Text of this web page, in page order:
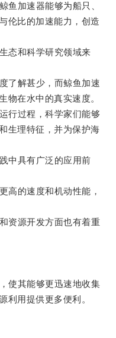
加速器能够为船只、
伦比的加速能力，创造
和科学研究领域来
解甚少，而鲸鱼加速
物在水中的真实速度。
过程，科学家们能够
生理特征，并为保护海
具有广泛的应用前
的速度和机动性能，
源开发方面也有着重
其能够更迅速地收集
利用提供更多便利。